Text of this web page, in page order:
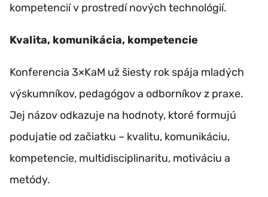
kompetencií v prostredí nových technológií.
Kvalita, komunikácia, kompetencie
Konferencia 3×KaM už šiesty rok spája mladých
výskumníkov, pedagógov a odborníkov z praxe.
Jej názov odkazuje na hodnoty, ktoré formujú
podujatie od začiatku – kvalitu, komunikáciu,
kompetencie, multidisciplinaritu, motiváciu a
metódy.